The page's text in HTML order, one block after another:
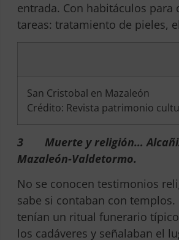
entrada. Con habitáculos para
tareas: tratamiento de pieles,
San Cristobal en Mazaleón
Crédito: Revista patrimonio
3 Muerte y religión…
Mazaleón-Valdetormo.
No se conocen testimonios
sabe si contaban con
tenían un ritual funerario
los cadáveres y señalaban el